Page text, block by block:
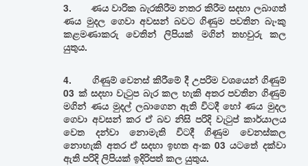
3. ණය වාරික බැරකිරීම නතර කිරීම සදහා ලබාගත්
ණය මුදල ගෙවා අවසන් බවට ගිණුම පවතින බැංකු
කළමණාකරු වෙතින් ලිපියක් මගින් තහවුරු කල
යුතුය.
4. ගිණුම් වෙනස් කිරීමේ දී උපරිම වශයෙන් ගිණුම්
03 ක් සදහා වැටුප බැර කල හැකි අතර පවතින ගිණුම්
මගින් ණය මුදල් ලබාගෙන ඇති විටදී හෝ ණය මුදල
ගෙවා අවසන් කර ඒ බව නිසි පරිදි වැටුප් කාර්යාලය
වෙත දන්වා නොමැති විටදී ගිණුම වෙනස්කල
නොහැකි අතර ඒ සදහා ඉහත අංක 03 යටතේ දක්වා
ඇති පරිදි ලිපියක් ඉදිරිපත් කල යුතුය.